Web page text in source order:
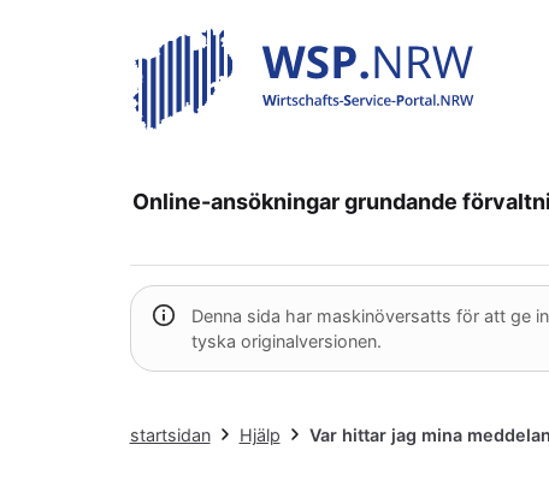
Online-ansökningar grundande
Denna sida har maskinöversatts för att ge
tyska originalversionen.
startsidan Hjälp Var hittar jag mina